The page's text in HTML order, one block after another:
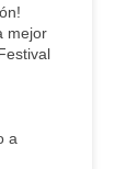
mejor
a